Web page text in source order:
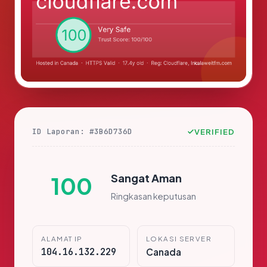
ID Laporan: #3B6D736D VERIFIED
100 Sangat Aman
Ringkasan keputusan
ALAMAT IP
104.16.132.229
LOKASI SERVER
Canada